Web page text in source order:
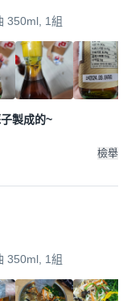
350ml, 1組
製成的~
檢舉
350ml, 1組